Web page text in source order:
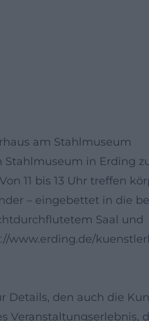
am Stahlmuseum
Stahlmuseum in Erding
11 bis 13 Uhr treffen
– eingebettet in die
Saal und
www.erding.de/
den auch die
Veranstaltungserlebnis,